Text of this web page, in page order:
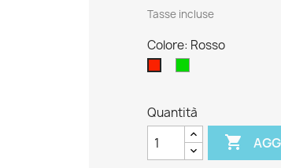
Tasse incluse
Colore: Rosso
Quantità
